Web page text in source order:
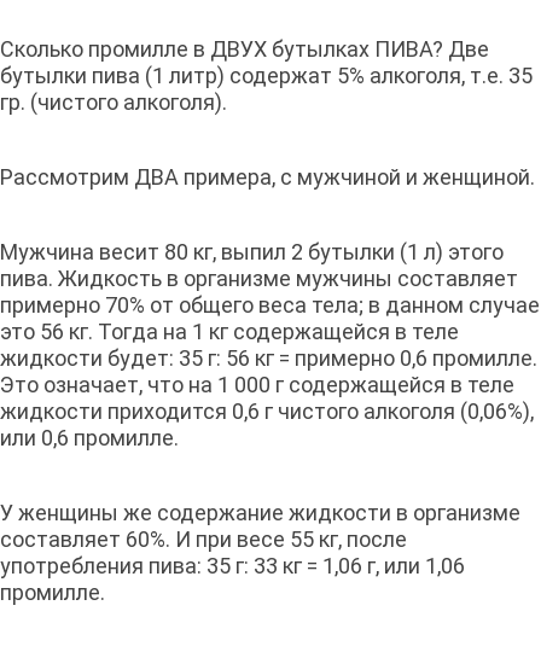
Сколько промилле в ДВУХ бутылках ПИВА? Две
бутылки пива (1 литр) содержат 5% алкоголя, т.е. 35
гр. (чистого алкоголя).
Рассмотрим ДВА примера, с мужчиной и женщиной.
Мужчина весит 80 кг, выпил 2 бутылки (1 л) этого
пива. Жидкость в организме мужчины составляет
примерно 70% от общего веса тела; в данном случае
это 56 кг. Тогда на 1 кг содержащейся в теле
жидкости будет: 35 г: 56 кг = примерно 0,6 промилле.
Это означает, что на 1 000 г содержащейся в теле
жидкости приходится 0,6 г чистого алкоголя (0,06%),
или 0,6 промилле.
У женщины же содержание жидкости в организме
составляет 60%. И при весе 55 кг, после
употребления пива: 35 г: 33 кг = 1,06 г, или 1,06
промилле.